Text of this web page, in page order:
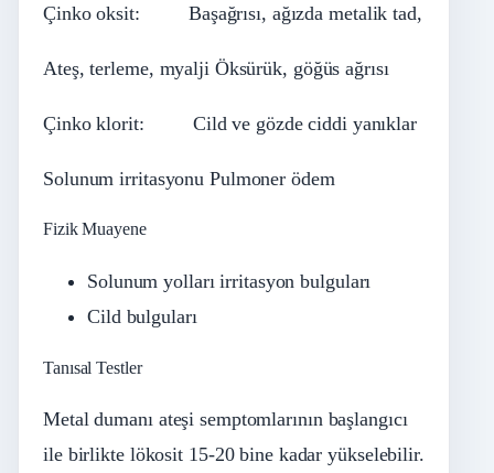
Çinko oksit: Başağrısı, ağızda metalik tad,
Ateş, terleme, myalji Öksürük, göğüs ağrısı
Çinko klorit: Cild ve gözde ciddi yanıklar
Solunum irritasyonu Pulmoner ödem
Fizik Muayene
Solunum yolları irritasyon bulguları
Cild bulguları
Tanısal Testler
Metal dumanı ateşi semptomlarının başlangıcı
ile birlikte lökosit 15-20 bine kadar yükselebilir.